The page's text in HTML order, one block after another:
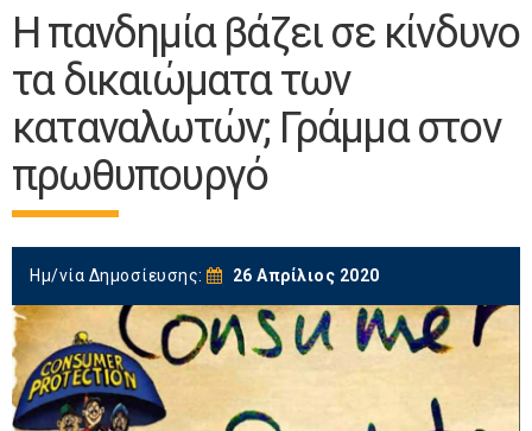
Η πανδημία βάζει σε κίνδυνο
τα δικαιώματα των
καταναλωτών; Γράμμα στον
πρωθυπουργό
Ημ/νία Δημοσίευσης: 26 Απρίλιος 2020